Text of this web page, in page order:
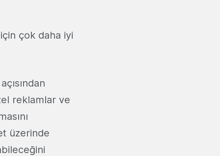
çok daha iyi
reklamlar ve
üzerinde